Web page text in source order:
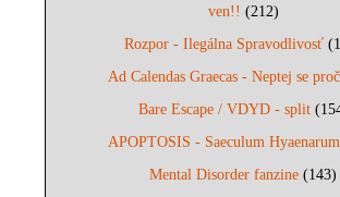
ven!! (212)
Rozpor - Ilegálna Spravodlivosť
Ad Calendas Graecas - Neptej se proč
Bare Escape / VDYD - split
APOPTOSIS - Saeculum Hyaenarum
Mental Disorder fanzine (143)